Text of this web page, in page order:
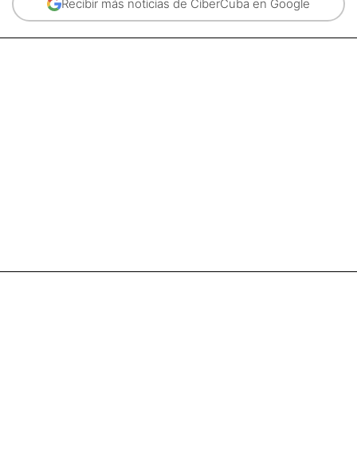
Recibir más noticias de CiberCuba en Google